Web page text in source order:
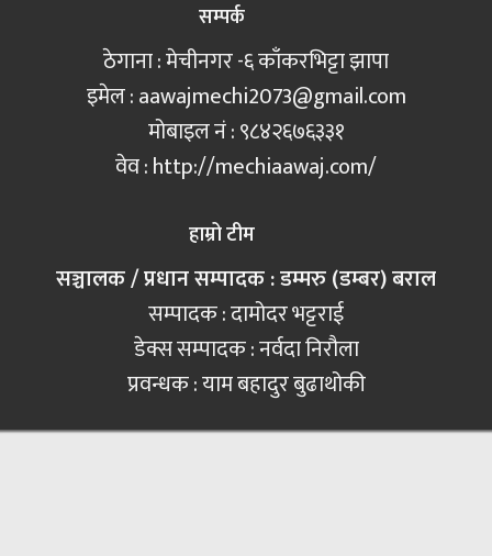
सम्पर्क
ठेगाना : मेचीनगर -६ काँकरभिट्टा झापा
इमेल :aawajmechi2073@gmail.com
मोबाइल नं‍ : ९८४२६७६३३१
वेव : http://mechiaawaj.com/
हाम्रो टीम
सञ्चालक / प्रधान सम्पादक : डम्मरु (डम्बर) बराल
सम्पादक : दामोदर भट्टराई
डेक्स सम्पादक : नर्वदा निरौला
प्रवन्धक : याम बहादुर बुढाथोकी